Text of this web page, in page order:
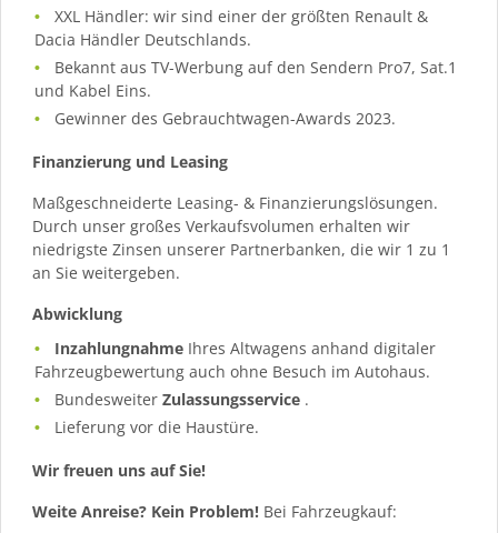
XXL Händler: wir sind einer der größten Renault &
Dacia Händler Deutschlands.
Bekannt aus TV-Werbung auf den Sendern Pro7, Sat.1
und Kabel Eins.
Gewinner des Gebrauchtwagen-Awards 2023.
Finanzierung und Leasing
Maßgeschneiderte Leasing- & Finanzierungslösungen.
Durch unser großes Verkaufsvolumen erhalten wir
niedrigste Zinsen unserer Partnerbanken, die wir 1 zu 1
an Sie weitergeben.
Abwicklung
Inzahlungnahme Ihres Altwagens anhand digitaler
Fahrzeugbewertung auch ohne Besuch im Autohaus.
BundesweiterZulassungsservice .
Lieferung vor die Haustüre.
Wir freuen uns auf Sie!
Weite Anreise? Kein Problem! Bei Fahrzeugkauf: